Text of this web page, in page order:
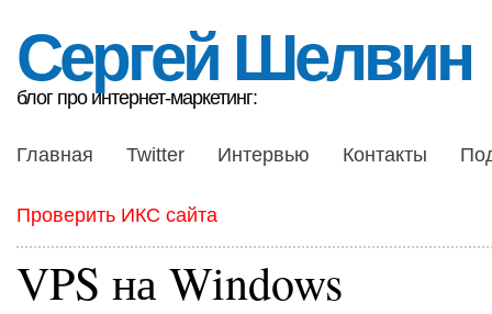
Сергей Шелвин
блог про интернет-маркетинг:
Главная Twitter Интервью Контакты
Проверить ИКС сайта
VPS на Windows